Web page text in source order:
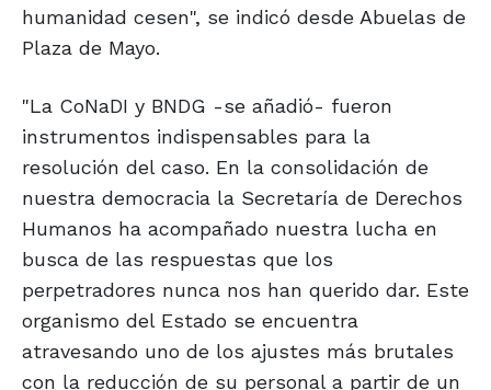
humanidad cesen", se indicó desde Abuelas de
Plaza de Mayo.
"La CoNaDI y BNDG -se añadió- fueron
instrumentos indispensables para la
resolución del caso. En la consolidación de
nuestra democracia la Secretaría de Derechos
Humanos ha acompañado nuestra lucha en
busca de las respuestas que los
perpetradores nunca nos han querido dar. Este
organismo del Estado se encuentra
atravesando uno de los ajustes más brutales
con la reducción de su personal a partir de un